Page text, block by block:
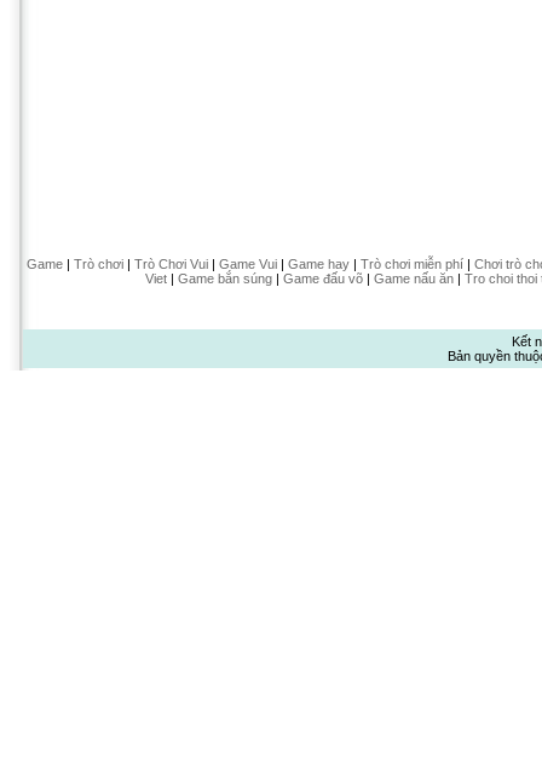
Game| Trò chơi| Trò Chơi Vui| Game Vui| Game hay| Trò chơi miễn phí| Chơi trò
Viet| Game bắn súng| Game đấu võ| Game nấu ăn| Tro choi thoi
Kết
Bản quyền